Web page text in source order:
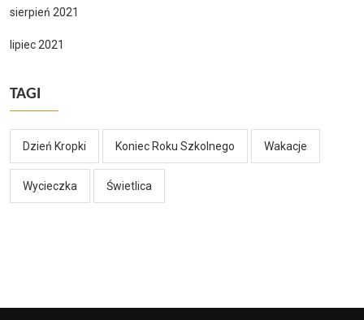
sierpień 2021
lipiec 2021
TAGI
Dzień Kropki Koniec Roku Szkolnego Wakacje
Wycieczka Świetlica